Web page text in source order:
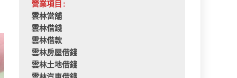
營業項目:
雲林當舖
雲林借錢
雲林借款
雲林房屋借錢
雲林土地借錢